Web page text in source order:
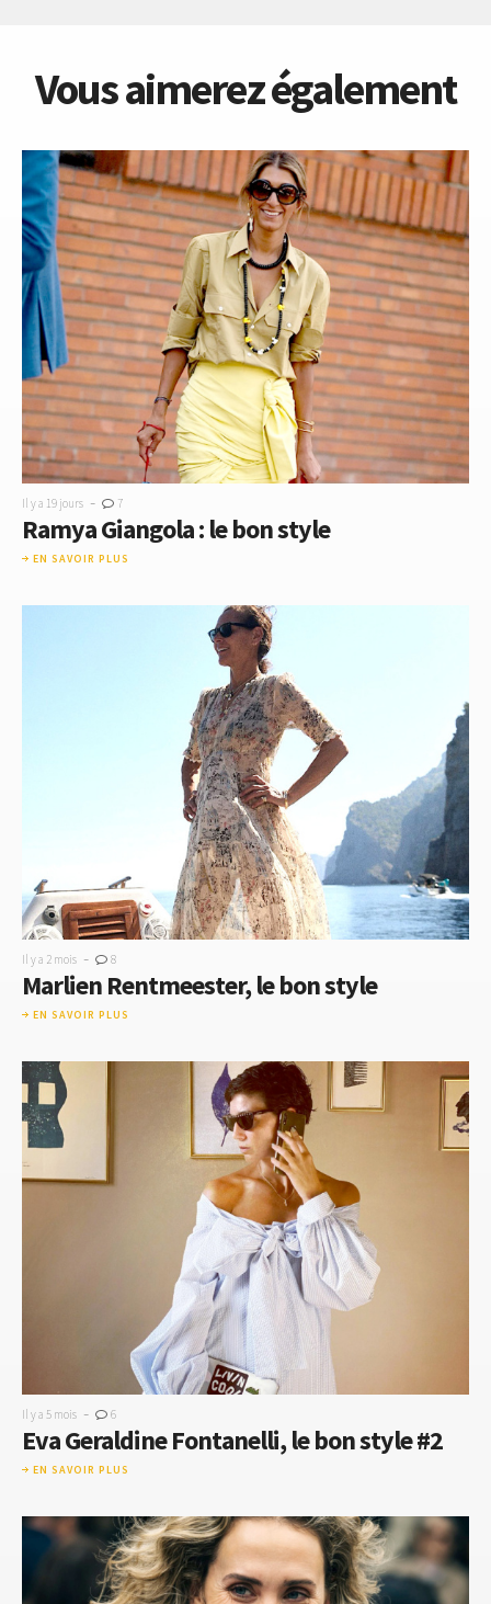
Vous aimerez également
Il y a 19 jours - 7
Ramya Giangola : le bon style
EN SAVOIR PLUS
Il y a 2 mois - 8
Marlien Rentmeester, le bon style
EN SAVOIR PLUS
Il y a 5 mois - 6
​​Eva Geraldine Fontanelli, le bon style #2
EN SAVOIR PLUS